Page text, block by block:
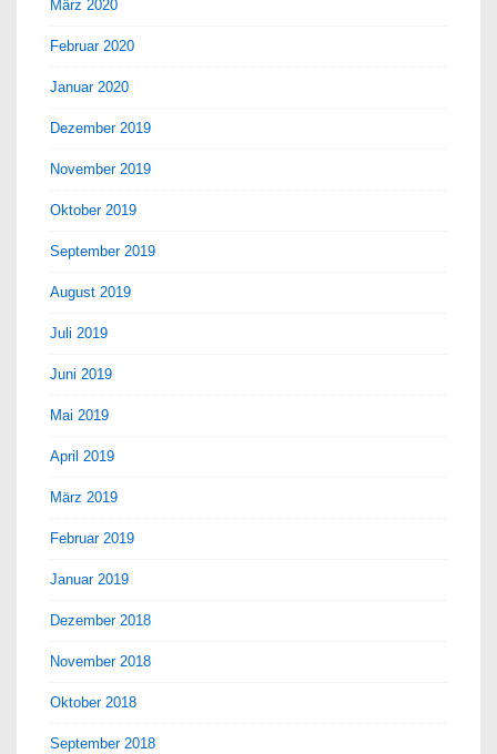
März 2020
Februar 2020
Januar 2020
Dezember 2019
November 2019
Oktober 2019
September 2019
August 2019
Juli 2019
Juni 2019
Mai 2019
April 2019
März 2019
Februar 2019
Januar 2019
Dezember 2018
November 2018
Oktober 2018
September 2018